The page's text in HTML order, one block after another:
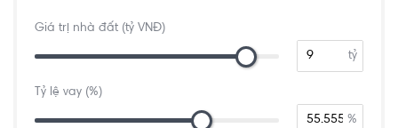
Giá trị nhà đất (tỷ VNĐ)
tỷ
Tỷ lệ vay (%)
%